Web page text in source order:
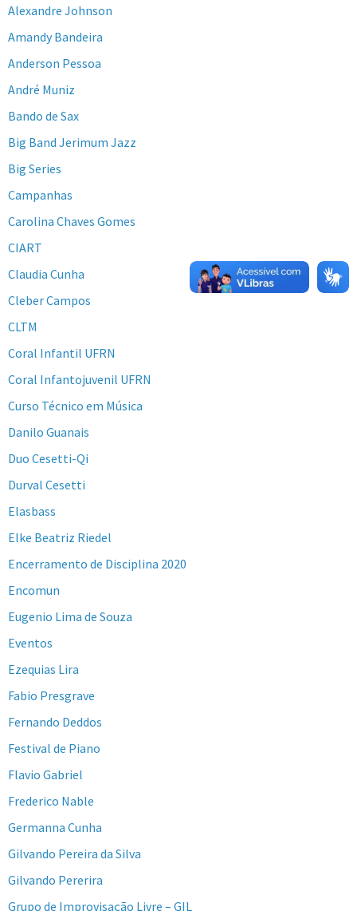
Alexandre Johnson
Amandy Bandeira
Anderson Pessoa
André Muniz
Bando de Sax
Big Band Jerimum Jazz
Big Series
Campanhas
Carolina Chaves Gomes
CIART
Claudia Cunha
Cleber Campos
CLTM
Coral Infantil UFRN
Coral Infantojuvenil UFRN
Curso Técnico em Música
Danilo Guanais
Duo Cesetti-Qi
Durval Cesetti
Elasbass
Elke Beatriz Riedel
Encerramento de Disciplina 2020
Encomun
Eugenio Lima de Souza
Eventos
Ezequias Lira
Fabio Presgrave
Fernando Deddos
Festival de Piano
Flavio Gabriel
Frederico Nable
Germanna Cunha
Gilvando Pereira da Silva
Gilvando Pererira
Grupo de Improvisação Livre – GIL